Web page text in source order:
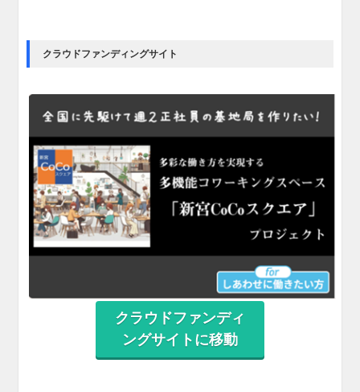
クラウドファンディングサイト
クラウドファンディ
ングサイトに移動